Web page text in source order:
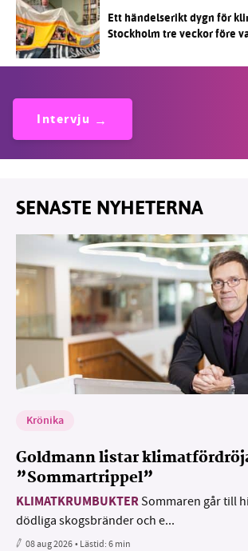
Ett händelserikt dygn för
Stockholm tre veckor före
Intervju
SENASTE NYHETERNA
Krönika
Goldmann listar
”Sommartrippel”
KLIMATKRUMBUKTERSommaren går till
dödliga skogsbränder och e...
08 aug 2026• Lästid:6 min